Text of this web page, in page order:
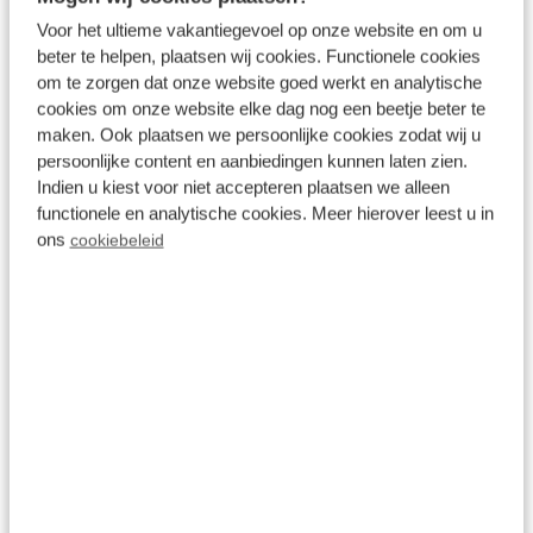
Voor het ultieme vakantiegevoel op onze website en om u
beter te helpen, plaatsen wij cookies. Functionele cookies
om te zorgen dat onze website goed werkt en analytische
cookies om onze website elke dag nog een beetje beter te
maken. Ook plaatsen we persoonlijke cookies zodat wij u
persoonlijke content en aanbiedingen kunnen laten zien.
Indien u kiest voor niet accepteren plaatsen we alleen
functionele en analytische cookies. Meer hierover leest u in
ons cookiebeleid